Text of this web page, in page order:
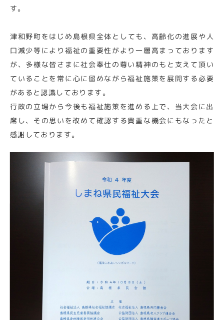
す。
津和野町をはじめ島根県全体としても、高齢化の進展や人
口減少等により福祉の重要性がより一層高まっております
が、多様な皆さまに社会奉仕の尊い精神のもと支えて頂い
ていることを常に心に留めながら福祉施策を展開する必要
があると認識しております。
行政の立場から今後も福祉施策を進める上で、当大会に出
席し、その思いを改めて確認する貴重な機会にもなったと
感謝しております。